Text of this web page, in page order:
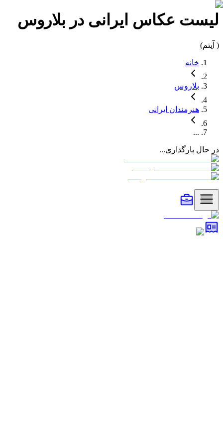
لیست عکاس ایرانی در بلاروس
( آیتم)
خانه
بلاروس
هنرمندان ایرانی
...
در حال بارگذاری...